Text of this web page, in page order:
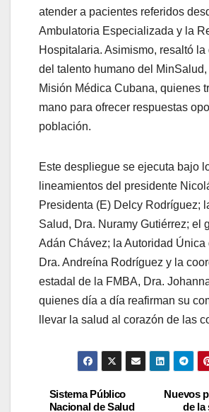
atender a pacientes referidos
Ambulatoria Especializada y la
Hospitalaria. Asimismo, resaltó
del talento humano del MinSalud,
Misión Médica Cubana, quienes
mano para ofrecer respuestas
población.
​Este despliegue se ejecuta bajo
lineamientos del presidente
Presidenta (E) Delcy Rodríguez;
Salud, Dra. Nuramy Gutiérrez; el
Adán Chávez; la Autoridad Única
Dra. Andreína Rodríguez y la
estadal de la FMBA, Dra.
quienes día a día reafirman su
llevar la salud al corazón de las
Nuevos
de la
Sistema Público
Nacional de Salud